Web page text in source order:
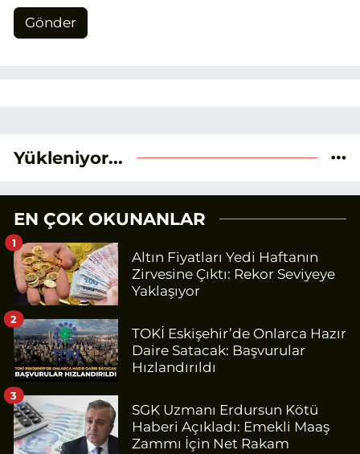
Gönder
Yükleniyor...
EN ÇOK OKUNANLAR
Altın Fiyatları Yedi Haftanın
Zirvesine Çıktı: Rekor Seviyeye
Yaklaşıyor
1
TOKİ Eskişehir’de Onlarca Hazır
Daire Satacak: Başvurular
Hızlandırıldı
2
SGK Uzmanı Erdursun Kötü
Haberi Açıkladı: Emekli Maaş
Zammı İçin Net Rakam
3